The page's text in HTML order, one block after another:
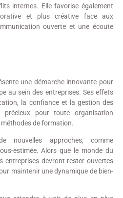
internes. Elle favorise également
et plus créative face aux
ouverte et une écoute
une démarche innovante pour
au sein des entreprises. Ses effets
la confiance et la gestion des
pour toute organisation
de formation.
nouvelles approches, comme
estimée. Alors que le monde du
entreprises devront rester ouvertes
maintenir une dynamique de bien-